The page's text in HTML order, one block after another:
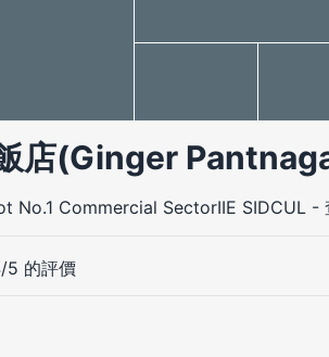
店(Ginger
No.1 Commercial SectorIIE SIDCUL -
5 的評價